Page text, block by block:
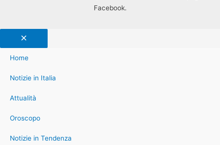
Facebook.
Home
Notizie in Italia
Attualità
Oroscopo
Notizie in Tendenza